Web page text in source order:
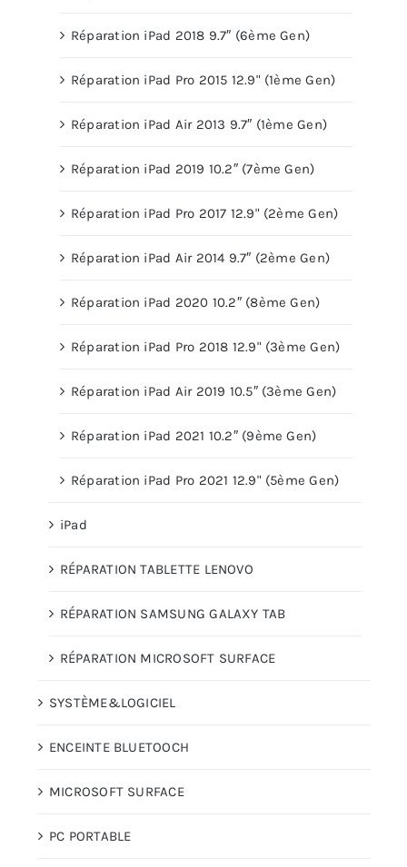
Réparation iPad 2018 9.7″ (6ème Gen)
Réparation iPad Pro 2015 12.9" (1ème Gen)
Réparation iPad Air 2013 9.7″ (1ème Gen)
Réparation iPad 2019 10.2″ (7ème Gen)
Réparation iPad Pro 2017 12.9" (2ème Gen)
Réparation iPad Air 2014 9.7″ (2ème Gen)
Réparation iPad 2020 10.2″ (8ème Gen)
Réparation iPad Pro 2018 12.9" (3ème Gen)
Réparation iPad Air 2019 10.5″ (3ème Gen)
Réparation iPad 2021 10.2″ (9ème Gen)
Réparation iPad Pro 2021 12.9" (5ème Gen)
iPad
RÉPARATION TABLETTE LENOVO
RÉPARATION SAMSUNG GALAXY TAB
RÉPARATION MICROSOFT SURFACE
SYSTÈME&LOGICIEL
ENCEINTE BLUETOOCH
MICROSOFT SURFACE
PC PORTABLE